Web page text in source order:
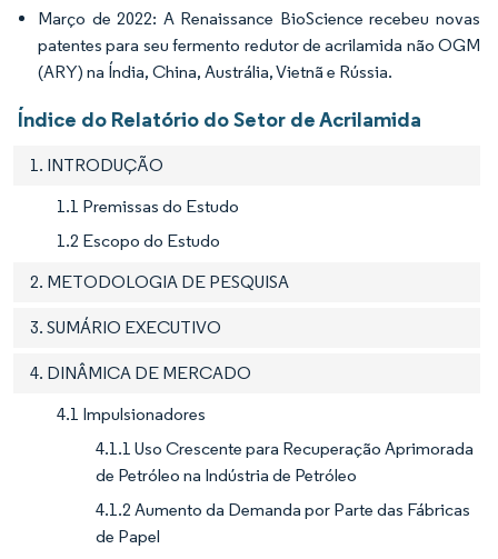
Março de 2022: A Renaissance BioScience recebeu novas
patentes para seu fermento redutor de acrilamida não OGM
(ARY) na Índia, China, Austrália, Vietnã e Rússia.
Índice do Relatório do Setor de Acrilamida
1. INTRODUÇÃO
1.1 Premissas do Estudo
1.2 Escopo do Estudo
2. METODOLOGIA DE PESQUISA
3. SUMÁRIO EXECUTIVO
4. DINÂMICA DE MERCADO
4.1 Impulsionadores
4.1.1 Uso Crescente para Recuperação Aprimorada
de Petróleo na Indústria de Petróleo
4.1.2 Aumento da Demanda por Parte das Fábricas
de Papel